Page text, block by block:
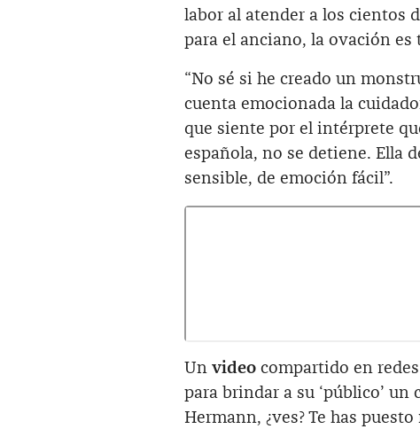
labor al atender a los cientos
para el anciano, la ovación es
“No sé si he creado un
cuenta emocionada la
que siente por el intérprete
española, no se detiene. Ella
sensible, de emoción fácil”.
Un video compartido en
para brindar a su ‘público’
Hermann, ¿ves? Te has